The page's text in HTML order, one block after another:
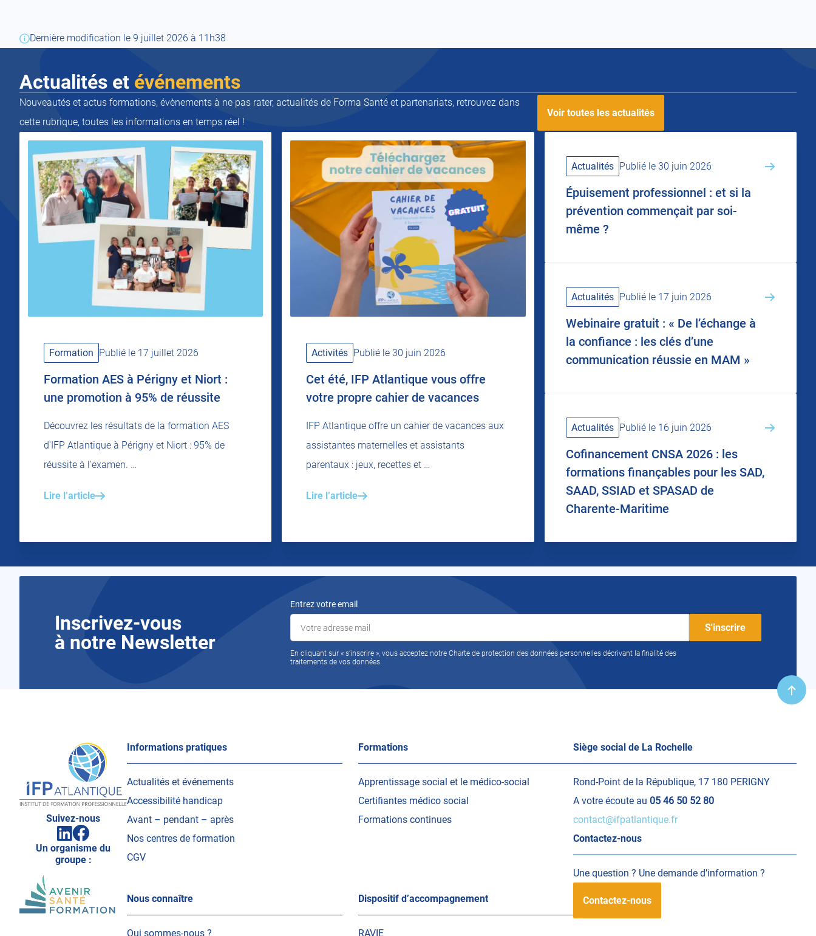
Dernière modification le 9 juillet 2026 à 11h38
Actualités et événements
Nouveautés et actus formations, évènements à ne pas rater, actualités de Forma Santé et partenariats, retrouvez dans
cette rubrique, toutes les informations en temps réel !
Voir toutes les actualités
Formation Publié le 17 juillet 2026
Formation AES à Périgny et Niort :
une promotion à 95% de réussite
Découvrez les résultats de la formation AES
d'IFP Atlantique à Périgny et Niort : 95% de
réussite à l'examen. …
Lire l’article
Activités Publié le 30 juin 2026
Cet été, IFP Atlantique vous offre
votre propre cahier de vacances
IFP Atlantique offre un cahier de vacances aux
assistantes maternelles et assistants
parentaux : jeux, recettes et …
Lire l’article
Actualités Publié le 30 juin 2026
Épuisement professionnel : et si la
prévention commençait par soi-
même ?
Actualités Publié le 17 juin 2026
Webinaire gratuit : « De l’échange à
la confiance : les clés d’une
communication réussie en MAM »
Actualités Publié le 16 juin 2026
Cofinancement CNSA 2026 : les
formations finançables pour les SAD,
SAAD, SSIAD et SPASAD de
Charente-Maritime
Inscrivez-vous
à notre Newsletter
Entrez votre email
En cliquant sur « s’inscrire », vous acceptez notre Charte de protection des données personnelles décrivant la finalité des
traitements de vos données.
en
Suivez-nous
Linkedin
(ouvrir
vers
un
nouvel
Facebook
(ouvrir
vers
un
nouvel
Un organisme du
groupe :
Informations pratiques
Actualités et événements
Accessibilité handicap
Avant – pendant – après
Nos centres de formation
CGV
Formations
Apprentissage social et le médico-social
Certifiantes médico social
Formations continues
Nous connaître
Qui sommes-nous ?
Dispositif d’accompagnement
RAVIE
Siège social de La Rochelle
Rond-Point de la République, 17 180 PERIGNY
A votre écoute au 05 46 50 52 80
contact@ifpatlantique.fr
Contactez-nous
Une question ? Une demande d’information ?
Contactez-nous